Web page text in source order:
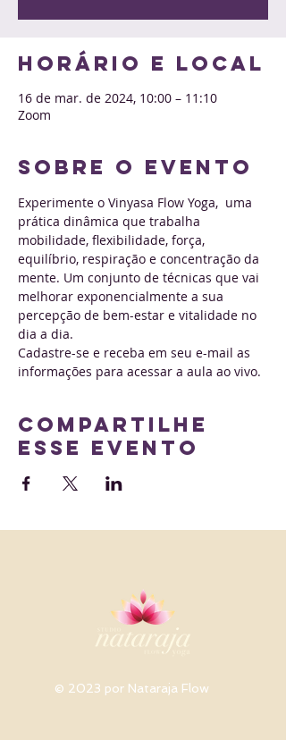
Horário e local
16 de mar. de 2024, 10:00 – 11:10
Zoom
Sobre o evento
Experimente o Vinyasa Flow Yoga,  uma
prática dinâmica que trabalha
mobilidade, flexibilidade, força,
equilíbrio, respiração e concentração da
mente. Um conjunto de técnicas que vai
melhorar exponencialmente a sua
percepção de bem-estar e vitalidade no
dia a dia.
Cadastre-se e receba em seu e-mail as
informações para acessar a aula ao vivo.
Compartilhe
esse evento
© 2023 por Nataraja Flow